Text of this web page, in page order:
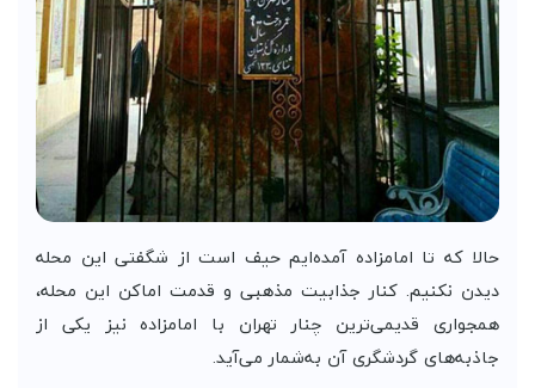
حالا که تا امامزاده آمده‌ایم حیف است از شگفتی این محله
دیدن نکنیم. کنار جذابیت مذهبی و قدمت اماکن این محله،
همجواری قدیمی‌ترین چنار تهران با امامزاده نیز یکی از
جاذبه‌های گردشگری آن به‌شمار می‌آید.